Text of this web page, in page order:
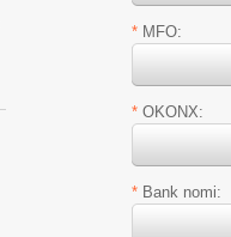
* MFO:
* OKONX:
* Bank nomi: